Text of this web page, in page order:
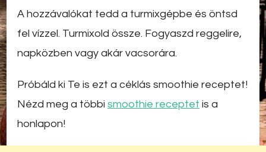
A hozzávalókat tedd a turmixgépbe és öntsd
fel vízzel. Turmixold össze. Fogyaszd reggelire,
napközben vagy akár vacsorára.
Próbáld ki Te is ezt a céklás smoothie receptet!
Nézd meg a többi smoothie receptet is a
honlapon!